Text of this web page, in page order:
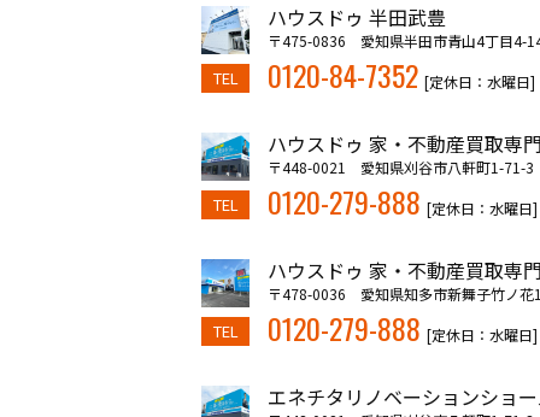
ハウスドゥ 半田武豊
〒475-0836 愛知県半田市青山4丁目4-
TEL 0120-84-7352 [定休日：水曜日]
ハウスドゥ 家・不動産買取専
〒448-0021 愛知県刈谷市八軒町1-71-3
TEL 0120-279-888 [定休日：水曜日]
ハウスドゥ 家・不動産買取専
〒478-0036 愛知県知多市新舞子竹ノ花
TEL 0120-279-888 [定休日：水曜日]
エネチタリノベーションショ